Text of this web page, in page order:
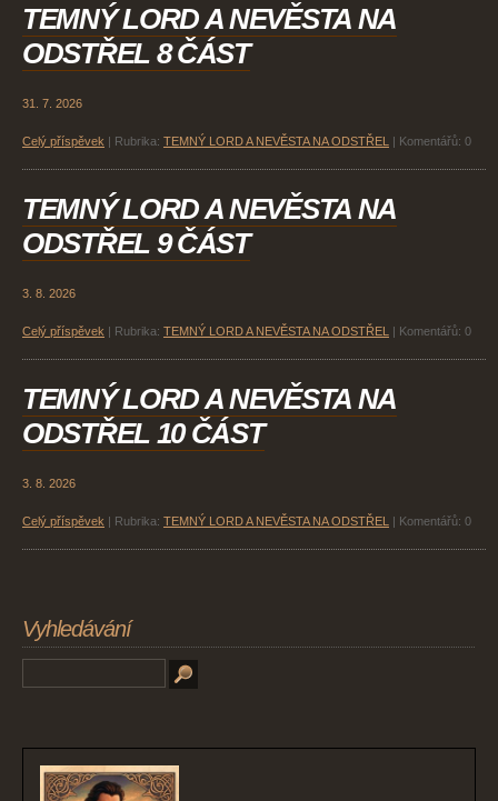
TEMNÝ LORD A NEVĚSTA NA
ODSTŘEL 8 ČÁST
31. 7. 2026
Celý příspěvek | Rubrika: TEMNÝ LORD A NEVĚSTA NA ODSTŘEL | Komentářů: 0
TEMNÝ LORD A NEVĚSTA NA
ODSTŘEL 9 ČÁST
3. 8. 2026
Celý příspěvek | Rubrika: TEMNÝ LORD A NEVĚSTA NA ODSTŘEL | Komentářů: 0
TEMNÝ LORD A NEVĚSTA NA
ODSTŘEL 10 ČÁST
3. 8. 2026
Celý příspěvek | Rubrika: TEMNÝ LORD A NEVĚSTA NA ODSTŘEL | Komentářů: 0
Vyhledávání